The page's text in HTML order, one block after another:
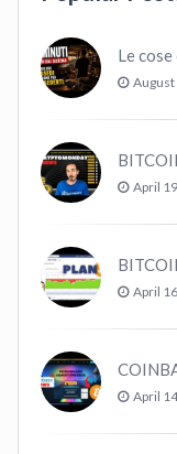
August
April
April
April